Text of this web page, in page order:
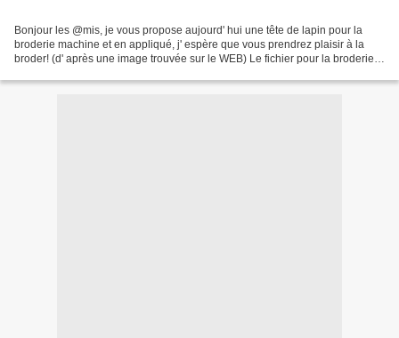
Bonjour les @mis, je vous propose aujourd' hui une tête de lapin pour la
broderie machine et en appliqué, j' espère que vous prendrez plaisir à la
broder! (d' après une image trouvée sur le WEB) Le fichier pour la broderie